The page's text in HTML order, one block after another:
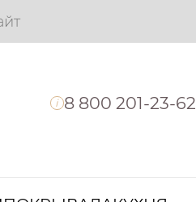
i 8 800 201-23-62